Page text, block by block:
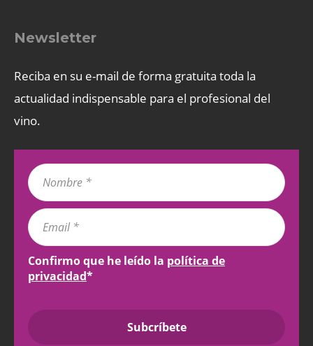
Newsletter
Reciba en su e-mail de forma gratuita toda la
actualidad indispensable para el profesional del
vino.
Confirmo que he leído la política de
privacidad*